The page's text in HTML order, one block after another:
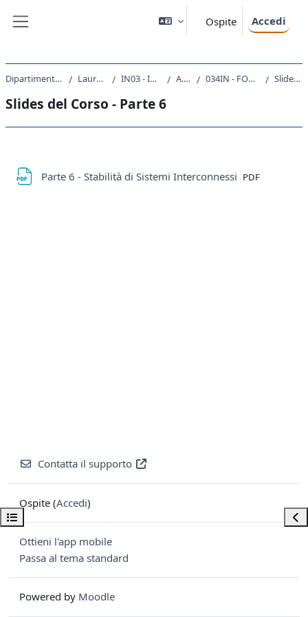
Ospite Accedi
Apri indice del corso
Dipartimento di Ingegneria e Architettura Laurea triennale (DM270) IN03 - INGEGNERIA INDUSTRIALE A.A. 2020 - 2021 034IN - FONDAMENTI DI AUTOMATICA 2020 Slides del Corso - Parte 6
Slides del Corso - Parte 6
Parte 6 - Stabilità di Sistemi Interconnessi File
PDF
Contatta il supporto
Ospite (Accedi)
Ottieni l'app mobile
Passa al tema standard
Powered by Moodle